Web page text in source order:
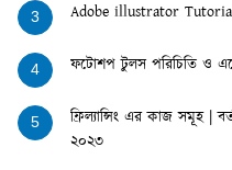
3 Adobe illustrator Tutorial
4 ফটোশপ টুলস পরিচিতি ও
5
ফ্রিল্যান্সিং এর কাজ সমূহ |
২০২৩